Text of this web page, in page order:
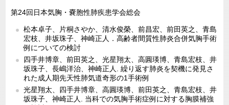
第24回日本気胸・嚢胞性肺疾患学会総会
松本卓子、片桐さやか、清水俊榮、前昌宏、前田英之、青島
宏枝、井坂珠子、神崎正人．高齢者間質性肺炎合併気胸手術
例についての検討
四手井博章、前田英之、光星翔太、高圓瑛博、青島宏枝、井
坂珠子、長嶋洋治、神崎正人. 繰り返す肺炎を契機に発見さ
れた成人期先天性肺気道奇形の1手術例
光星翔太、四手井博章、高圓瑛博、前田英之、青島宏枝、井
坂珠子、神崎正人. 当科での気胸手術症例に対する胸膜補強